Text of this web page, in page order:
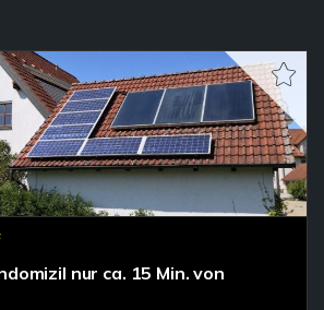
nur ca. 15 Min. von